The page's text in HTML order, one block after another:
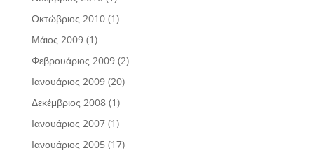
Οκτώβριος 2010(1)
Μάιος 2009(1)
Φεβρουάριος 2009(2)
Ιανουάριος 2009(20)
Δεκέμβριος 2008(1)
Ιανουάριος 2007(1)
Ιανουάριος 2005(17)